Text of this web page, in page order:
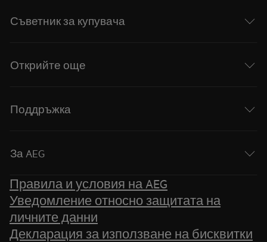
Съветник за купувача
Открийте още
Поддръжка
За AEG
Правила и условия на AEG
Уведомление относно защитата на
личните данни
Декларация за използване на бисквитки